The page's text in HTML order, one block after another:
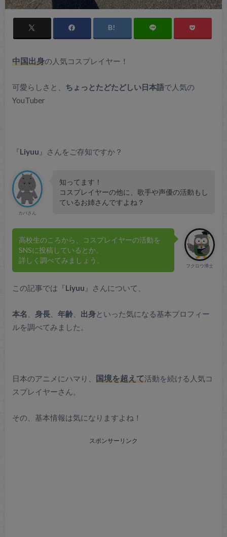
中国出身の人気コスプレイヤー！
可愛らしさと、 ちょっとたどたどしい日本語で人気の
YouTuber
『Liyuu 』さんをご存知ですか？
カバさん
知ってます！
コスプレイヤーの他に、歌手や声優の活動もし
ているお姉さんですよね？
フクロウ博士
高校生のころから、コスプレイヤーの活動を
SNSに投稿しているとか。
詳しく調べてみましょう。
この記事では『Liyuu 』さんについて、
本名 身長、 年齢、 出身といった気になる基本プロフィー
ルを調べてみました。
日本のアニメにハマり、 国境を超えて活動を続ける人気コ
スプレイヤーさん。
その、基本情報は気になりますよね！
スポンサーリンク